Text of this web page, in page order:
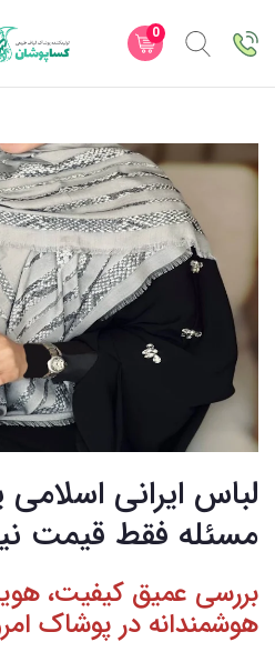
0
لباس ایرانی اسلامی
مسئله فقط قیمت
بررسی عمیق کیفیت،
هوشمندانه در پوشاک